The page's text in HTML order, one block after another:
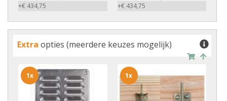
+€ 434,75
+€ 434,75
Extra opties (meerdere keuzes mogelijk)
1x 1x